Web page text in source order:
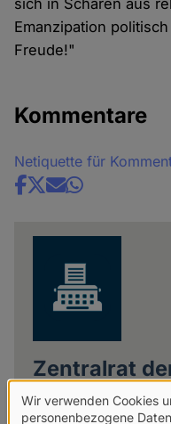
sich in Scharen aus
Emanzipation
Freude!"
Kommentare
Netiquette für
Share
Zentralrat
Verwendung
Wir verwenden Cookies
personenbezogene